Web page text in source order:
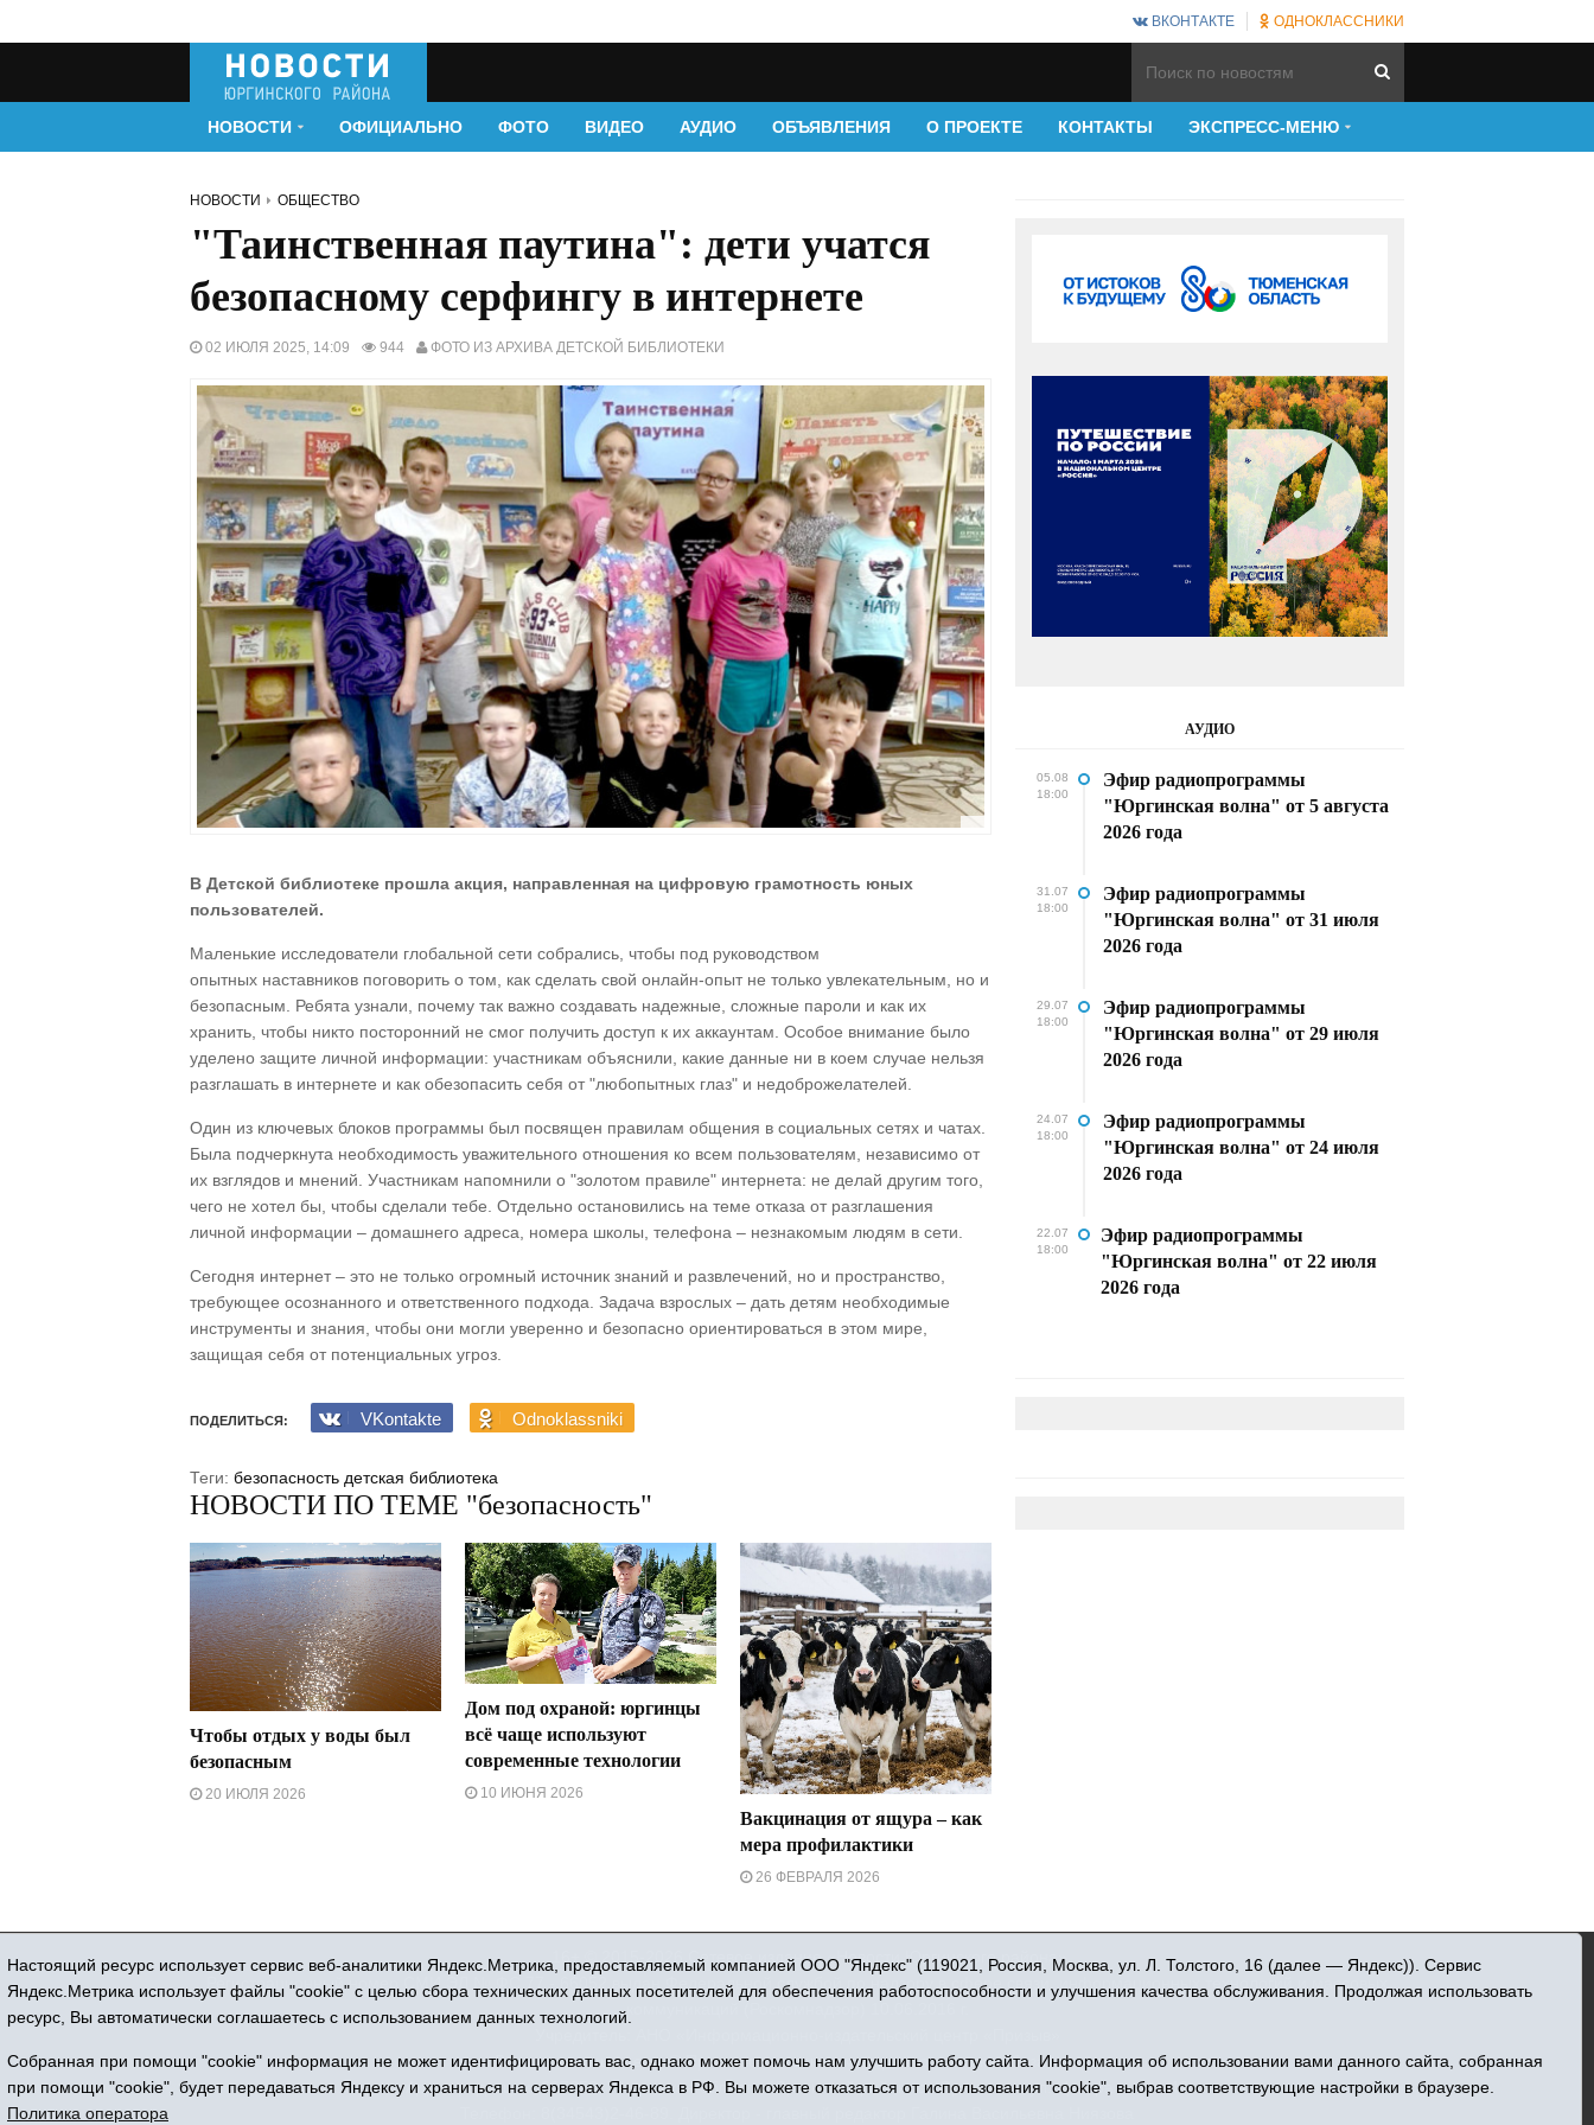
ВКОНТАКТЕ ОДНОКЛАССНИКИ
НОВОСТИ ОФИЦИАЛЬНО ФОТО ВИДЕО АУДИО ОБЪЯВЛЕНИЯ О ПРОЕКТЕ КОНТАКТЫ ЭКСПРЕСС-МЕНЮ
НОВОСТИ ОБЩЕСТВО
"Таинственная паутина": дети учатся
безопасному серфингу в интернете
02 ИЮЛЯ 2025, 14:09 944 ФОТО ИЗ АРХИВА ДЕТСКОЙ БИБЛИОТЕКИ
В Детской библиотеке прошла акция, направленная на цифровую грамотность юных
пользователей.
Маленькие исследователи глобальной сети собрались, чтобы под руководством
опытных наставников поговорить о том, как сделать свой онлайн-опыт не только увлекательным, но и
безопасным. Ребята узнали, почему так важно создавать надежные, сложные пароли и как их
хранить, чтобы никто посторонний не смог получить доступ к их аккаунтам. Особое внимание было
уделено защите личной информации: участникам объяснили, какие данные ни в коем случае нельзя
разглашать в интернете и как обезопасить себя от "любопытных глаз" и недоброжелателей.
Один из ключевых блоков программы был посвящен правилам общения в социальных сетях и чатах.
Была подчеркнута необходимость уважительного отношения ко всем пользователям, независимо от
их взглядов и мнений. Участникам напомнили о "золотом правиле" интернета: не делай другим того,
чего не хотел бы, чтобы сделали тебе. Отдельно остановились на теме отказа от разглашения
личной информации – домашнего адреса, номера школы, телефона – незнакомым людям в сети.
Сегодня интернет – это не только огромный источник знаний и развлечений, но и пространство,
требующее осознанного и ответственного подхода. Задача взрослых – дать детям необходимые
инструменты и знания, чтобы они могли уверенно и безопасно ориентироваться в этом мире,
защищая себя от потенциальных угроз.
ПОДЕЛИТЬСЯ: VKontakte Odnoklassniki
Теги: безопасность детская библиотека
НОВОСТИ ПО ТЕМЕ "безопасность"
Чтобы отдых у воды был
безопасным
20 ИЮЛЯ 2026
Дом под охраной: юргинцы
всё чаще используют
современные технологии
10 ИЮНЯ 2026
Вакцинация от ящура – как
мера профилактики
26 ФЕВРАЛЯ 2026
АУДИО
05.08
18:00
Эфир радиопрограммы
"Юргинская волна" от 5 августа
2026 года
31.07
18:00
Эфир радиопрограммы
"Юргинская волна" от 31 июля
2026 года
29.07
18:00
Эфир радиопрограммы
"Юргинская волна" от 29 июля
2026 года
24.07
18:00
Эфир радиопрограммы
"Юргинская волна" от 24 июля
2026 года
22.07
18:00
Эфир радиопрограммы
"Юргинская волна" от 22 июля
2026 года
16+ © 2015-2026 Сетевое издание «Новости Юргинского района»
Регистрационный номер СМИ ЭЛ № ФС 77 - 66052 выдан Федеральной службой по надзору в сфере связи, информационных технологий и массовых
коммуникаций (Роскомнадзор) 10.06.2016 г.
Все права защищены © При использовании материалов ссылка обязательна
Адрес редакции: 627250, Тюменская область, Юргинский район, с. Юргинское, ул. Центральная, 49
Настоящий ресурс использует сервис веб-аналитики Яндекс.Метрика, предоставляемый компанией ООО "Яндекс" (119021, Россия, Москва, ул. Л. Толстого, 16 (далее — Яндекс)). Сервис
Яндекс.Метрика использует файлы "cookie" с целью сбора технических данных посетителей для обеспечения работоспособности и улучшения качества обслуживания. Продолжая использовать
ресурс, Вы автоматически соглашаетесь с использованием данных технологий.
Собранная при помощи "cookie" информация не может идентифицировать вас, однако может помочь нам улучшить работу сайта. Информация об использовании вами данного сайта, собранная
при помощи "cookie", будет передаваться Яндексу и храниться на серверах Яндекса в РФ. Вы можете отказаться от использования "cookie", выбрав соответствующие настройки в браузере.
Политика оператора